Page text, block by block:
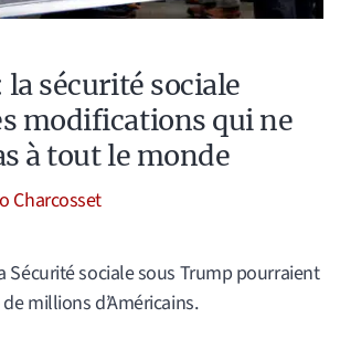
sécurité sociale
modifications qui ne
à tout le monde
Charcosset
Sécurité sociale sous Trump pourraient
millions d’Américains.